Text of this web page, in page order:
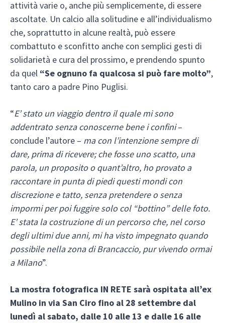
attività varie o, anche più semplicemente, di essere
ascoltate. Un calcio alla solitudine e all’individualismo
che, soprattutto in alcune realtà, può essere
combattuto e sconfitto anche con semplici gesti di
solidarietà e cura del prossimo, e prendendo spunto
da quel “Se ognuno fa qualcosa si può fare molto”,
tanto caro a padre Pino Puglisi.
“E’ stato un viaggio dentro il quale mi sono
addentrato senza conoscerne bene i confini–
conclude l’autore – ma con l’intenzione sempre di
dare, prima di ricevere; che fosse uno scatto, una
parola, un proposito o quant’altro, ho provato a
raccontare in punta di piedi questi mondi con
discrezione e tatto, senza pretendere o senza
impormi per poi fuggire solo col “bottino” delle foto.
E’ stata la costruzione di un percorso che, nel corso
degli ultimi due anni, mi ha visto impegnato quando
possibile nella zona di Brancaccio, pur vivendo ormai
a Milano”.
La mostra fotografica IN RETE sarà ospitata all’ex
Mulino in via San Ciro fino al 28 settembre dal
lunedì al sabato, dalle 10 alle 13 e dalle 16 alle